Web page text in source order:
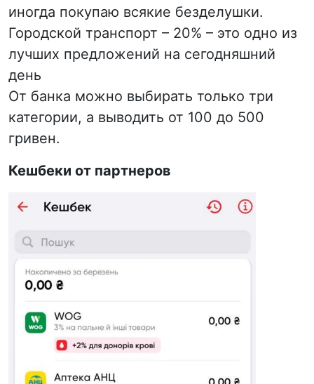
иногда покупаю всякие безделушки.
Городской транспорт – 20% – это одно из
лучших предложений на сегодняшний
день
От банка можно выбирать только три
категории, а выводить от 100 до 500
гривен.
Кешбеки от партнеров